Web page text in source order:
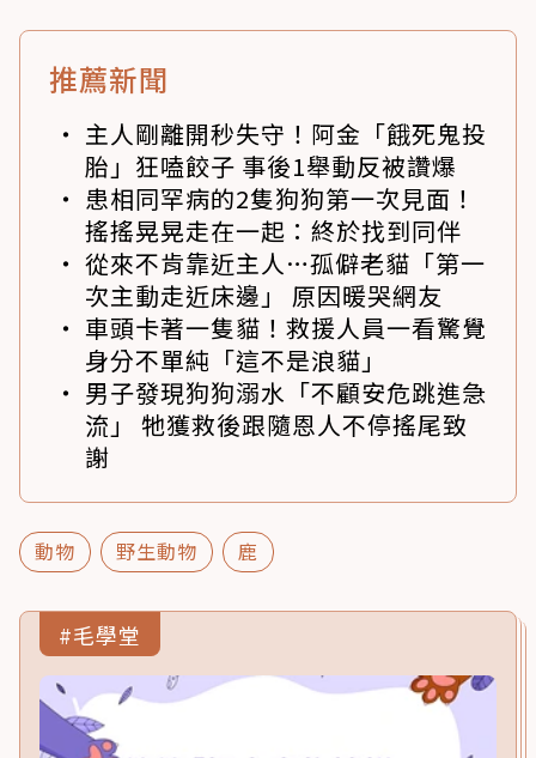
推薦新聞
主人剛離開秒失守！阿金「餓死鬼投
胎」狂嗑餃子 事後1舉動反被讚爆
患相同罕病的2隻狗狗第一次見面！
搖搖晃晃走在一起：終於找到同伴
從來不肯靠近主人…孤僻老貓「第一
次主動走近床邊」 原因暖哭網友
車頭卡著一隻貓！救援人員一看驚覺
身分不單純「這不是浪貓」
男子發現狗狗溺水「不顧安危跳進急
流」 牠獲救後跟隨恩人不停搖尾致
謝
動物 野生動物 鹿
#毛學堂